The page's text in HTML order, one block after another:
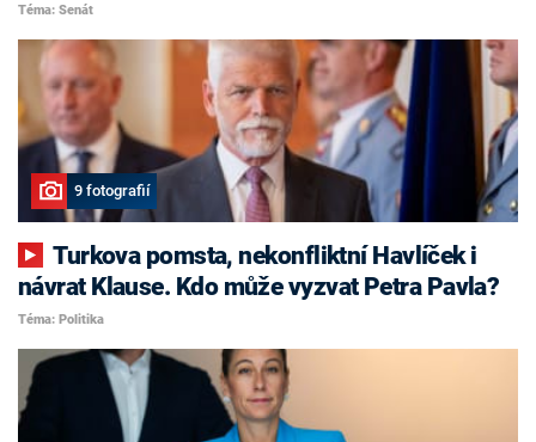
Téma: Senát
9 fotografií
Turkova pomsta, nekonfliktní Havlíček i
návrat Klause. Kdo může vyzvat Petra Pavla?
Téma: Politika